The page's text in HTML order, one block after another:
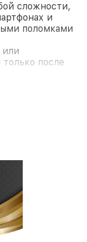
сложности,
и
поломками
или
после
В случае
что